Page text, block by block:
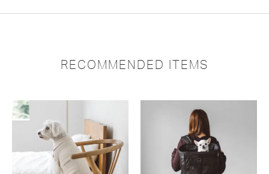
RECOMMENDED ITEMS